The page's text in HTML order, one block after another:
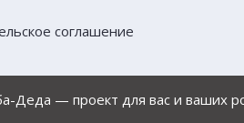
соглашение
Деда — проект для вас и ваших